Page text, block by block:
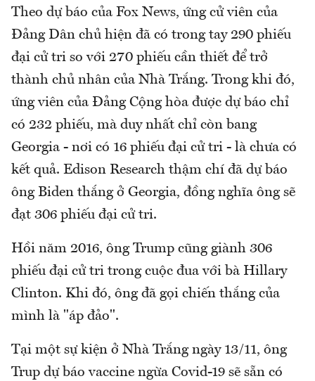
Theo dự báo của Fox News, ứng cử viên của
Đảng Dân chủ hiện đã có trong tay 290 phiếu
đại cử tri so với 270 phiếu cần thiết để trở
thành chủ nhân của Nhà Trắng. Trong khi đó,
ứng viên của Đảng Cộng hòa được dự báo chỉ
có 232 phiếu, mà duy nhất chỉ còn bang
Georgia - nơi có 16 phiếu đại cử tri - là chưa có
kết quả. Edison Research thậm chí đã dự báo
ông Biden thắng ở Georgia, đồng nghĩa ông sẽ
đạt 306 phiếu đại cử tri.
Hồi năm 2016, ông Trump cũng giành 306
phiếu đại cử tri trong cuộc đua với bà Hillary
Clinton. Khi đó, ông đã gọi chiến thắng của
mình là "áp đảo".
Tại một sự kiện ở Nhà Trắng ngày 13/11, ông
Trup dự báo vaccine ngừa Covid-19 sẽ sẵn có